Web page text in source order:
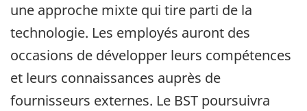
une approche mixte qui tire parti de la
technologie. Les employés auront des
occasions de développer leurs compétences
et leurs connaissances auprès de
fournisseurs externes. Le BST poursuivra